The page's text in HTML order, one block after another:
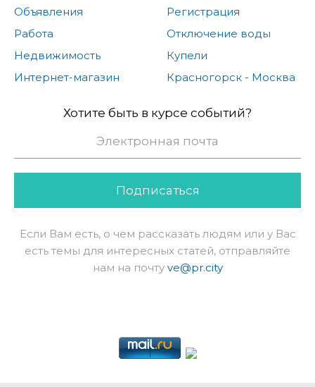
Объявления
Работа
Недвижимость
Интернет-магазин
Регистрация
Отключение воды
Купели
Красногорск - Москва
Хотите быть в курсе событий?
Подписаться
Если Вам есть, о чем рассказать людям или у Вас
есть темы для интересных статей, отправляйте
нам на почту ve@pr.city